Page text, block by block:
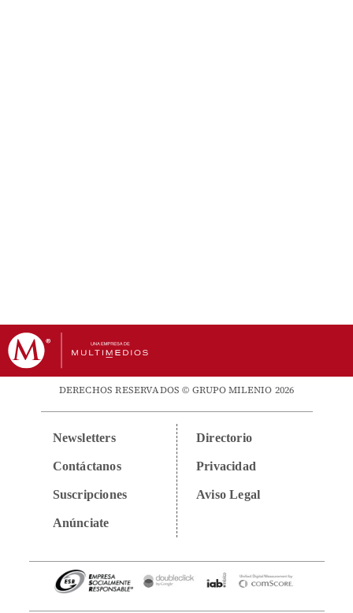
DERECHOS RESERVADOS © GRUPO MILENIO 2026
Newsletters
Contáctanos
Suscripciones
Anúnciate
Directorio
Privacidad
Aviso Legal